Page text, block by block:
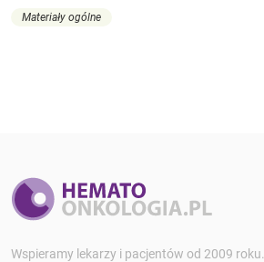
Materiały ogólne
Wspieramy lekarzy i pacjentów od 2009 roku.